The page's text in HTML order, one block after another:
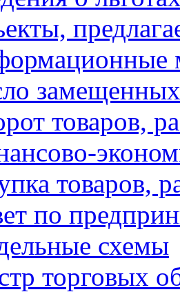
товаров,
товаров,
по
схемы
торговых